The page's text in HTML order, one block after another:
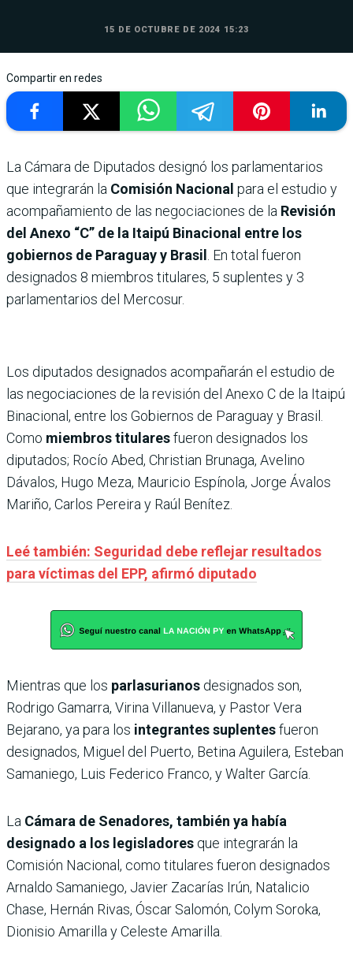
15 DE OCTUBRE DE 2024 15:23
Compartir en redes
La Cámara de Diputados designó los parlamentarios
que integrarán la Comisión Nacional para el estudio y
acompañamiento de las negociaciones de la Revisión
del Anexo “C” de la Itaipú Binacional entre los
gobiernos de Paraguay y Brasil . En total fueron
designados 8 miembros titulares, 5 suplentes y 3
parlamentarios del Mercosur.
Los diputados designados acompañarán el estudio de
las negociaciones de la revisión del Anexo C de la Itaipú
Binacional, entre los Gobiernos de Paraguay y Brasil.
Como miembros titularesfueron designados los
diputados; Rocío Abed, Christian Brunaga, Avelino
Dávalos, Hugo Meza, Mauricio Espínola, Jorge Ávalos
Mariño, Carlos Pereira y Raúl Benítez.
Leé también: Seguridad debe reflejar resultados
para víctimas del EPP, afirmó diputado
Mientras que los parlasurianos designados son,
Rodrigo Gamarra, Virina Villanueva, y Pastor Vera
Bejarano, ya para los integrantes suplentesfueron
designados, Miguel del Puerto, Betina Aguilera, Esteban
Samaniego, Luis Federico Franco, y Walter García.
La Cámara de Senadores, también ya había
designado a los legisladores que integrarán la
Comisión Nacional, como titulares fueron designados
Arnaldo Samaniego, Javier Zacarías Irún, Natalicio
Chase, Hernán Rivas, Óscar Salomón, Colym Soroka,
Dionisio Amarilla y Celeste Amarilla.